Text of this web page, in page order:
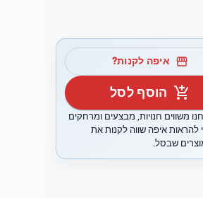
storefront איפה לקנות?
add_shopping_cart הוסף לסל
משווים חנויות, מבצעים ומרחקים
להראות איפה שווה לקנות את
שבסל.